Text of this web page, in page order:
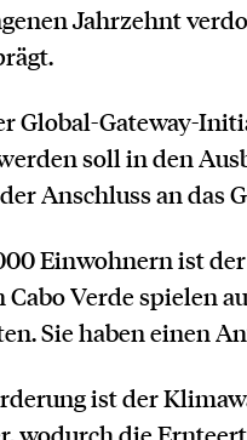
Jahrzehnt
Global-Gateway-
soll in den
Anschluss an das
Einwohnern ist
Verde spielen
Sie haben einen
ist der